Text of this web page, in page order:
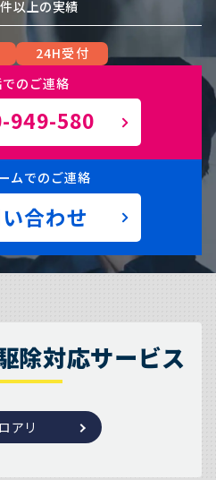
以上の実績
24H受付
のご連絡
949-580
ムでのご連絡
合わせ
除対応サービス
アリ